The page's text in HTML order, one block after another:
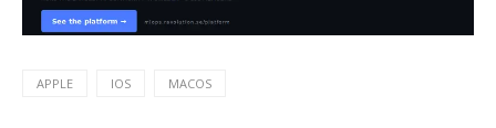
APPLE IOS MACOS